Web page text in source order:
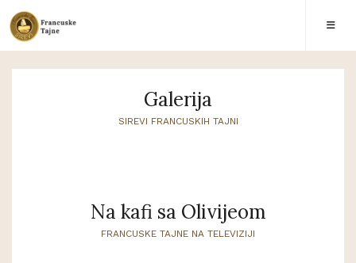
Galerija
SIREVI FRANCUSKIH TAJNI
Na kafi sa Olivijeom
FRANCUSKE TAJNE NA TELEVIZIJI